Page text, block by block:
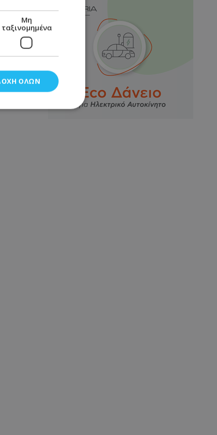
Μη
ταξινομημένα
ΌΛΩΝ
και τη
το
των
χρήστης πριν
λόγω ιστότοπο.
και τις
για την
με την
δεδομένα
του
με διάφορες
ότι
τιμώνται σε
μεταξύ ανθρώπων
επωφελές
προκειμένου να
σχετικά με
τους.